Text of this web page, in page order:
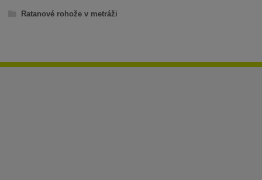
Ratanové rohože v metráži